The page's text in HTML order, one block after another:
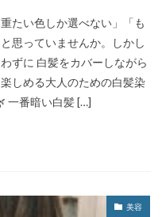
たい色しか選べない」「も
思っていませんか。しかし
ずに 白髪をカバーしながら
しめる大人のための白髪染
一番暗い白髪 […]
美容